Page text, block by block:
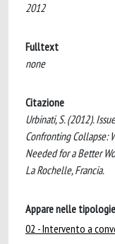
2012
Fulltext
none
Citazione
Urbinati, S. (2012).
Confronting Collapse:
Needed for a Better
La Rochelle, Francia.
Appare nelle
02 - Intervento a